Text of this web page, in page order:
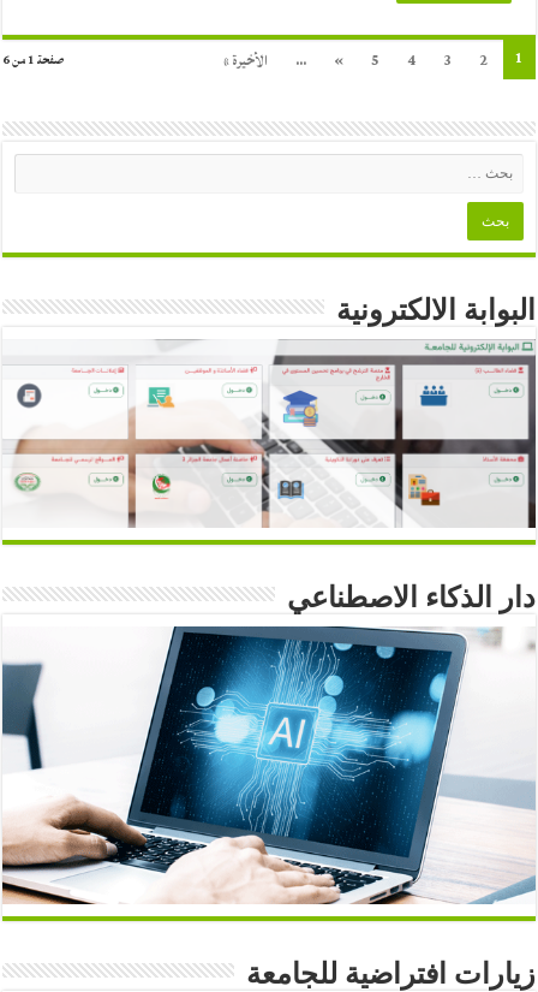
صفحة 1 من 6 1
2
3
4
5
»
... الأخيرة »
البوابة الالكترونية
دار الذكاء الاصطناعي
زيارات افتراضية للجامعة